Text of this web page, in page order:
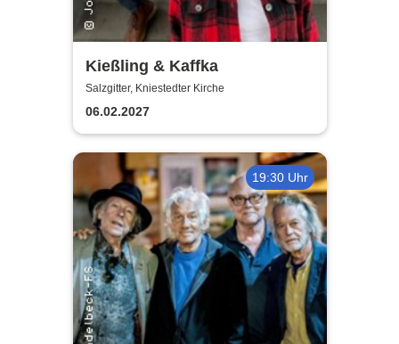
Kießling & Kaffka
Salzgitter, Kniestedter Kirche
06.02.2027
19:30 Uhr